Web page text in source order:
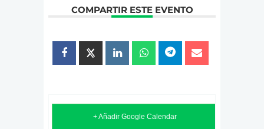
COMPARTIR ESTE EVENTO
+ Añadir Google Calendar